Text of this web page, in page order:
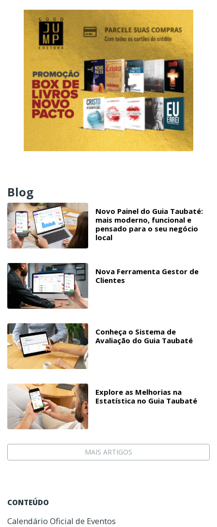
Blog
Novo Painel do Guia Taubaté:
mais moderno, funcional e
pensado para o seu negócio
local
Nova Ferramenta Gestor de
Clientes
Conheça o Sistema de
Avaliação do Guia Taubaté
Explore as Melhorias na
Estatística no Guia Taubaté
MAIS ARTIGOS
CONTEÚDO
Calendário Oficial de Eventos